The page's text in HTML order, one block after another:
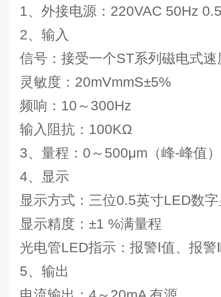
1、外接电源：220VAC 50Hz
2、输入
信号：接受一个ST系列磁电式
灵敏度：20mVmmS±5%
频响：10～300Hz
输入阻抗：100KΩ
3、量程：0～500μm（峰-峰值）
4、显示
显示方式：三位0.5英寸LED数
显示精度：±1 %满量程
光电管LED指示：报警Ⅰ值、报
5、输出